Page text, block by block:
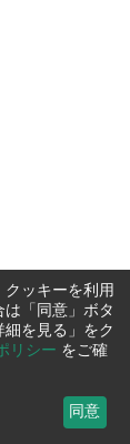
ッキーを利用
「同意」ボタ
を見る」をク
リシー をご確
同意